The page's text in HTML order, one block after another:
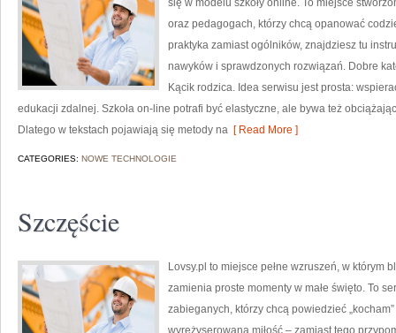
się w modelu szkoły online. To miejsce
oraz pedagogach, którzy chcą opanować
praktyka zamiast ogólników, znajdziesz tu
nawyków i sprawdzonych rozwiązań. Dobre
Kącik rodzica. Idea serwisu jest prosta:
edukacji zdalnej. Szkoła on-line potrafi być elastyczne, ale bywa też
Dlatego w tekstach pojawiają się metody na [ Read More ]
CATEGORIES: NOWE TECHNOLOGIE
Szczęście
Lovsy.pl to miejsce pełne wzruszeń, w którym
zamienia proste momenty w małe święto. To
zabieganych, którzy chcą powiedzieć
wyreżyserowaną miłość – zamiast tego